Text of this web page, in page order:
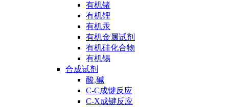
有机锗
有机锂
有机汞
有机金属试剂
有机硅化合物
有机锡
合成试剂
酸,碱
C-C成键反应
C-X成键反应